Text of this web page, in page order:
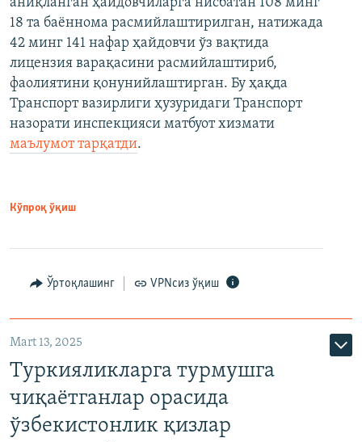
аниқланган ҳайдовчиларга нисбатан 108 минг
18 та баённома расмийлаштирилган, натижада
42 минг 141 нафар ҳайдовчи ўз вақтида
лицензия варақасини расмийлаштириб,
фаолиятини қонунийлаштирган. Бу ҳақда
Транспорт вазирлиги ҳузуридаги Транспорт
назорати инспекцияси матбуот хизмати
маълумот тарқатди.
Кўпроқ ўқиш
Ўртоқлашинг VPNсиз ўқиш
Mart 13, 2025
Туркияликларга турмушга
чиқаётганлар орасида
ўзбекистонлик қизлар